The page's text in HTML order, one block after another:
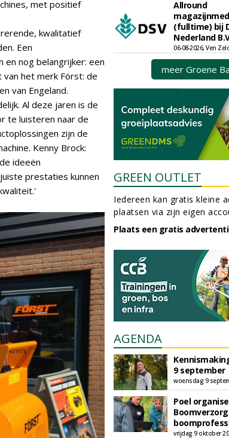
met positief
kwalitatief
Een
nog belangrijker: een
het merk Först: de
van Engeland.
Al deze jaren is de
te luisteren naar de
zijn de
Kenny Brock:
ideeën
prestaties kunnen
Allround
(fulltime) bij
Nederland
06-08-2026, Ven
meer Groene
GREEN OUTLET
Iedereen kan gratis kleine
plaatsen via zijn eigen
Plaats een gratis
AGENDA
9 september
woensdag 9
Poel
vrijdag 9 oktober